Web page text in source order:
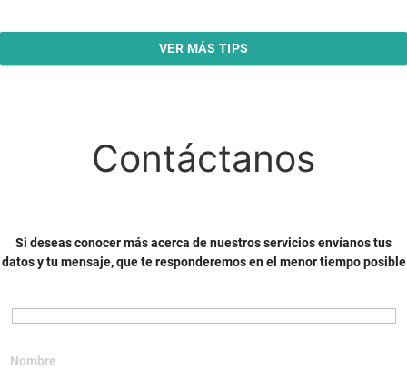
VER MÁS TIPS
Contáctanos
Si deseas conocer más acerca de nuestros servicios envíanos tus
datos y tu mensaje, que te responderemos en el menor tiempo posible